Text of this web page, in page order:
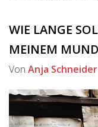
WIE LANGE
MEINEM
Von Anja Schneider